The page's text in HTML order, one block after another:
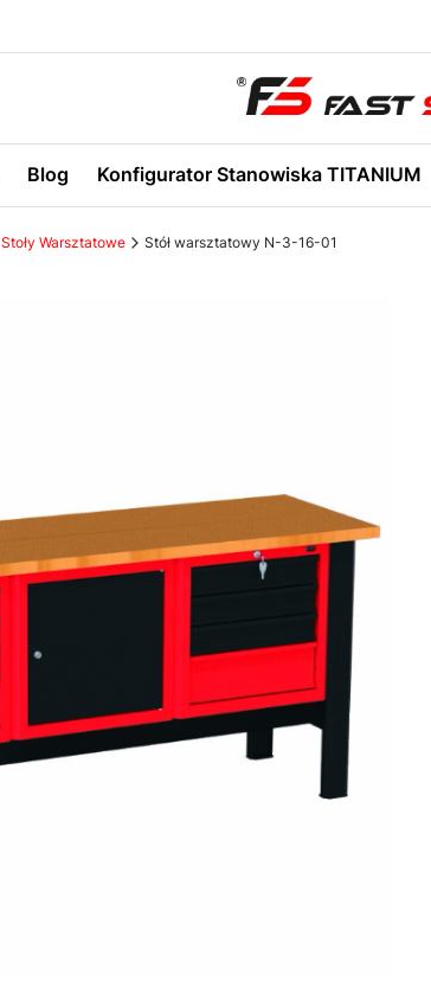
Blog Konfigurator Stanowiska TITANIUM
Stoły Warsztatowe Stół warsztatowy N-3-16-01